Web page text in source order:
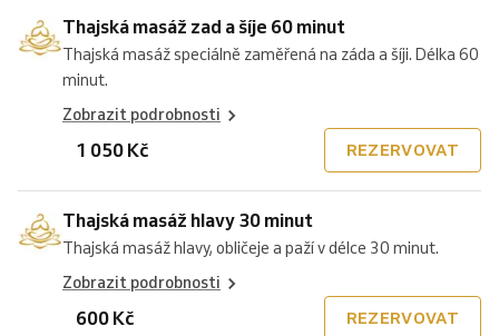
Thajská masáž zad a šíje 60 minut
Thajská masáž speciálně zaměřená na záda a šíji. Délka 60
minut.
Zobrazit podrobnosti
1 050 Kč REZERVOVAT
Thajská masáž hlavy 30 minut
Thajská masáž hlavy, obličeje a paží v délce 30 minut.
Zobrazit podrobnosti
600 Kč REZERVOVAT